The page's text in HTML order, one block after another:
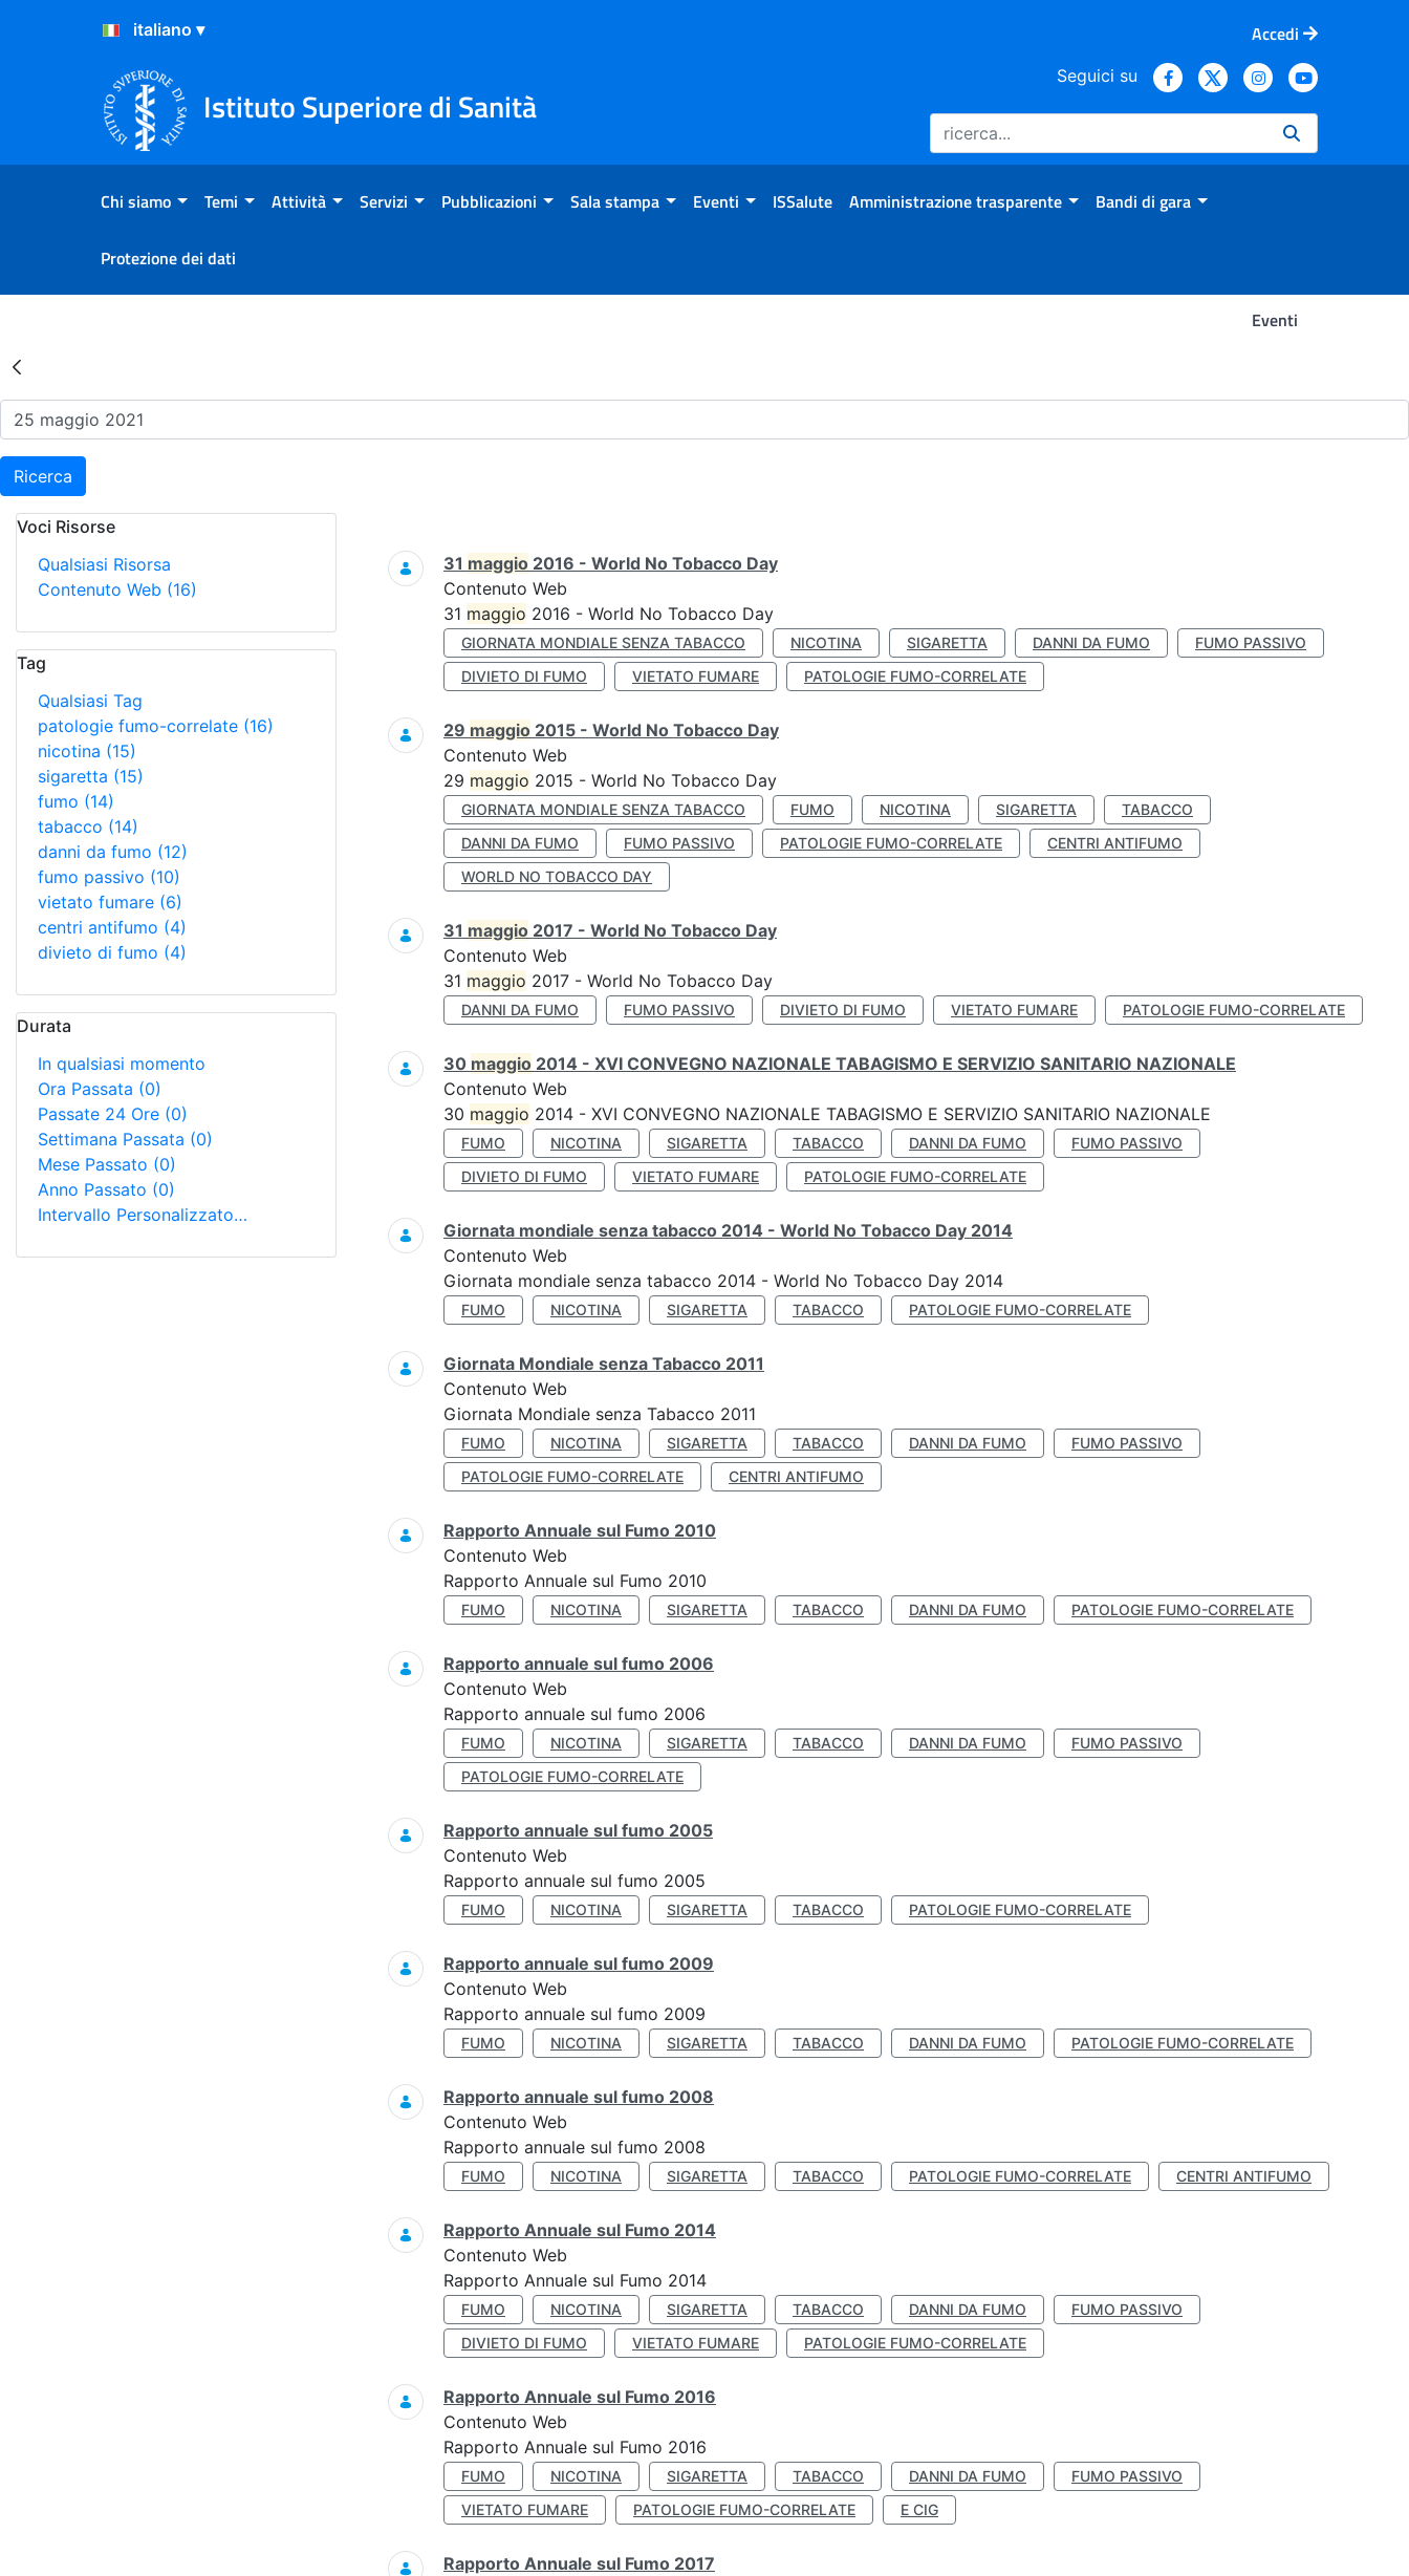
Salta al Contenuto
Salta al Footer
Accedi
Istituto Superiore di Sanità
Seguici su
Chi siamo Temi Attività Servizi Pubblicazioni Sala stampa Eventi ISSalute Amministrazione trasparente Bandi di gara
Protezione dei dati
Eventi
Risultati della Ricerca - Eventi
Ricerca
Voci Risorse
Qualsiasi Risorsa
Contenuto Web (16)
Tag
Qualsiasi Tag
patologie fumo-correlate (16)
nicotina (15)
sigaretta (15)
fumo (14)
tabacco (14)
danni da fumo (12)
fumo passivo (10)
vietato fumare (6)
centri antifumo (4)
divieto di fumo (4)
Durata
In qualsiasi momento
Ora Passata (0)
Passate 24 Ore (0)
Settimana Passata (0)
Mese Passato (0)
Anno Passato (0)
Intervallo Personalizzato…
Ricerca
31 maggio 2016 - World No Tobacco Day
Contenuto Web
31 maggio 2016 - World No Tobacco Day
GIORNATA MONDIALE SENZA TABACCO NICOTINA SIGARETTA DANNI DA FUMO
FUMO PASSIVO
DIVIETO DI FUMO
VIETATO FUMARE PATOLOGIE FUMO-CORRELATE
29 maggio 2015 - World No Tobacco Day
Contenuto Web
29 maggio 2015 - World No Tobacco Day
GIORNATA MONDIALE SENZA TABACCO FUMO NICOTINA SIGARETTA
TABACCO
DANNI DA FUMO
FUMO PASSIVO PATOLOGIE FUMO-CORRELATE
CENTRI ANTIFUMO
WORLD NO TOBACCO DAY
31 maggio 2017 - World No Tobacco Day
Contenuto Web
31 maggio 2017 - World No Tobacco Day
DANNI DA FUMO FUMO PASSIVO DIVIETO DI FUMO VIETATO FUMARE PATOLOGIE FUMO-CORRELATE
30 maggio 2014 - XVI CONVEGNO NAZIONALE TABAGISMO E SERVIZIO SANITARIO NAZIONALE
Contenuto Web
30 maggio 2014 - XVI CONVEGNO NAZIONALE TABAGISMO E SERVIZIO SANITARIO NAZIONALE
FUMO NICOTINA SIGARETTA TABACCO DANNI DA FUMO
FUMO PASSIVO
DIVIETO DI FUMO
VIETATO FUMARE PATOLOGIE FUMO-CORRELATE
Giornata mondiale senza tabacco 2014 - World No Tobacco Day 2014
Contenuto Web
Giornata mondiale senza tabacco 2014 - World No Tobacco Day 2014
FUMO NICOTINA SIGARETTA TABACCO PATOLOGIE FUMO-CORRELATE
Giornata Mondiale senza Tabacco 2011
Contenuto Web
Giornata Mondiale senza Tabacco 2011
FUMO NICOTINA SIGARETTA TABACCO DANNI DA FUMO
FUMO PASSIVO
PATOLOGIE FUMO-CORRELATE
CENTRI ANTIFUMO
Rapporto Annuale sul Fumo 2010
Contenuto Web
Rapporto Annuale sul Fumo 2010
FUMO NICOTINA SIGARETTA TABACCO DANNI DA FUMO PATOLOGIE FUMO-CORRELATE
Rapporto annuale sul fumo 2006
Contenuto Web
Rapporto annuale sul fumo 2006
FUMO NICOTINA SIGARETTA TABACCO DANNI DA FUMO
FUMO PASSIVO
PATOLOGIE FUMO-CORRELATE
Rapporto annuale sul fumo 2005
Contenuto Web
Rapporto annuale sul fumo 2005
FUMO NICOTINA SIGARETTA TABACCO PATOLOGIE FUMO-CORRELATE
Rapporto annuale sul fumo 2009
Contenuto Web
Rapporto annuale sul fumo 2009
FUMO NICOTINA SIGARETTA TABACCO DANNI DA FUMO PATOLOGIE FUMO-CORRELATE
Rapporto annuale sul fumo 2008
Contenuto Web
Rapporto annuale sul fumo 2008
FUMO NICOTINA SIGARETTA TABACCO PATOLOGIE FUMO-CORRELATE CENTRI ANTIFUMO
Rapporto Annuale sul Fumo 2014
Contenuto Web
Rapporto Annuale sul Fumo 2014
FUMO NICOTINA SIGARETTA TABACCO DANNI DA FUMO
FUMO PASSIVO
DIVIETO DI FUMO
VIETATO FUMARE PATOLOGIE FUMO-CORRELATE
Rapporto Annuale sul Fumo 2016
Contenuto Web
Rapporto Annuale sul Fumo 2016
FUMO NICOTINA SIGARETTA TABACCO DANNI DA FUMO
FUMO PASSIVO
VIETATO FUMARE
PATOLOGIE FUMO-CORRELATE E CIG
Rapporto Annuale sul Fumo 2017